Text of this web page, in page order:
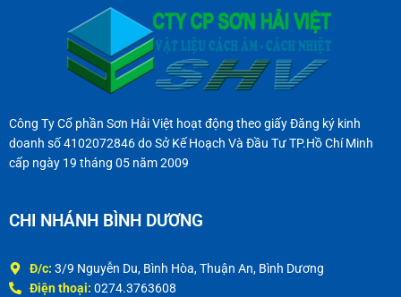
Công Ty Cổ phần Sơn Hải Việt hoạt động theo giấy Đăng ký kinh
doanh số 4102072846 do Sở Kế Hoạch Và Đầu Tư TP.Hồ Chí Minh
cấp ngày 19 tháng 05 năm 2009
CHI NHÁNH BÌNH DƯƠNG
Đ/c: 3/9 Nguyễn Du, Bình Hòa, Thuận An, Bình Dương
Điện thoại: 0274.3763608